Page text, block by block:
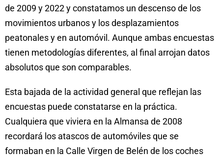
de 2009 y 2022 y constatamos un descenso de los
movimientos urbanos y los desplazamientos
peatonales y en automóvil. Aunque ambas encuestas
tienen metodologías diferentes, al final arrojan datos
absolutos que son comparables.
Esta bajada de la actividad general que reflejan las
encuestas puede constatarse en la práctica.
Cualquiera que viviera en la Almansa de 2008
recordará los atascos de automóviles que se
formaban en la Calle Virgen de Belén de los coches